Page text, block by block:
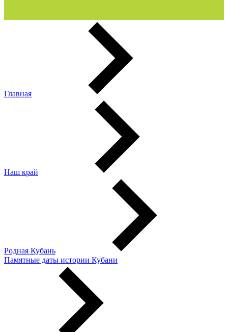
Главная
Наш край
Родная Кубань
Памятные даты истории Кубани